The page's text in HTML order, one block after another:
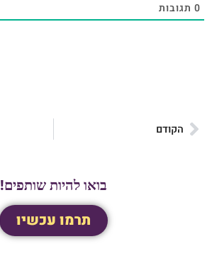
0 תגובות
הקודם
בואו להיות שותפים!
תרמו עכשיו